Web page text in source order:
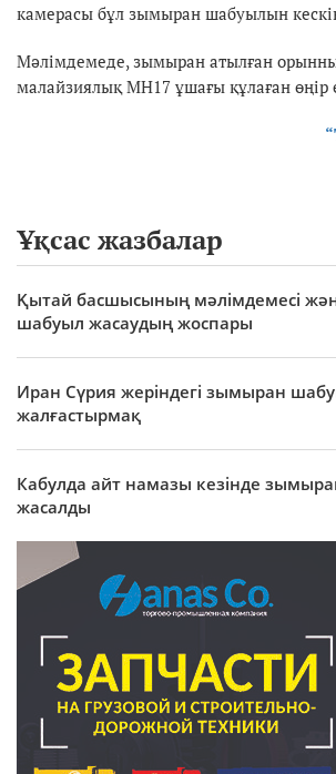
камерасы бұл зымыран шабуылын
Мәлімдемеде, зымыран атылған
малайзиялық MH17 ұшағы құлаған өңір
Ұқсас жазбалар
Қытай басшысының мәлімдемесі
шабуыл жасаудың жоспары
Иран Сүрия жеріндегі зымыран
жалғастырмақ
Кабулда айт намазы кезінде
жасалды